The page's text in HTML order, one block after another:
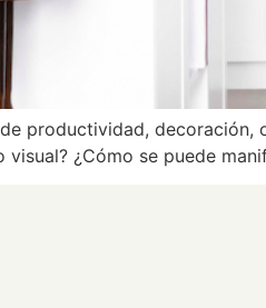
productividad,
visual? ¿Cómo se puede